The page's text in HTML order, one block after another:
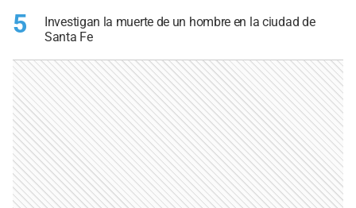
5
Investigan la muerte de un hombre en la ciudad de
Santa Fe